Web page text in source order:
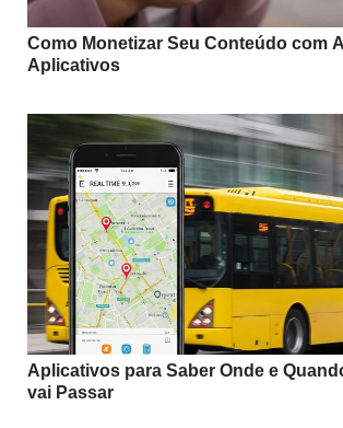
Como Monetizar Seu Conteúdo com
Aplicativos
Aplicativos para Saber Onde e
vai Passar